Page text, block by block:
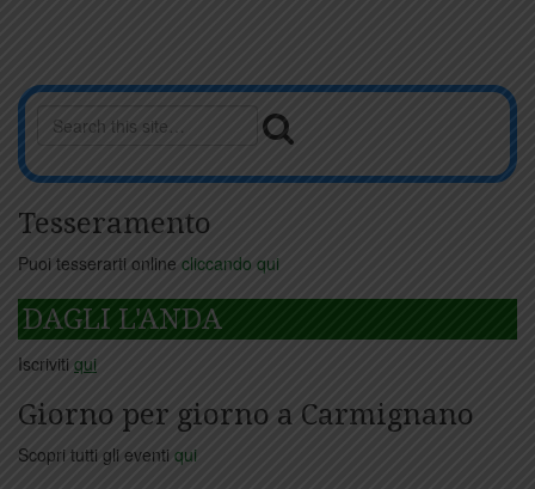
Tesseramento
Puoi tesserarti online cliccando qui
DAGLI L'ANDA
Iscriviti qui
Giorno per giorno a Carmignano
Scopri tutti gli eventi qui